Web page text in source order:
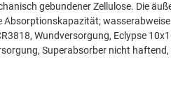
gebundener Zellulose. Die
Wundversorgung, Eclypse
Superabsorber nicht